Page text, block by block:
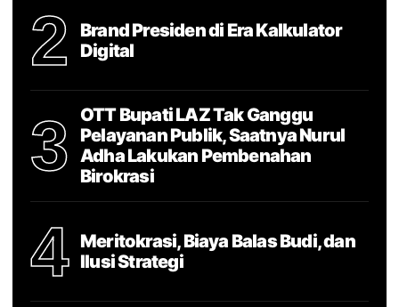
2
Brand Presiden di Era Kalkulator
Digital
3
OTT Bupati LAZ Tak Ganggu
Pelayanan Publik, Saatnya Nurul
Adha Lakukan Pembenahan
Birokrasi
4
Meritokrasi, Biaya Balas Budi, dan
Ilusi Strategi